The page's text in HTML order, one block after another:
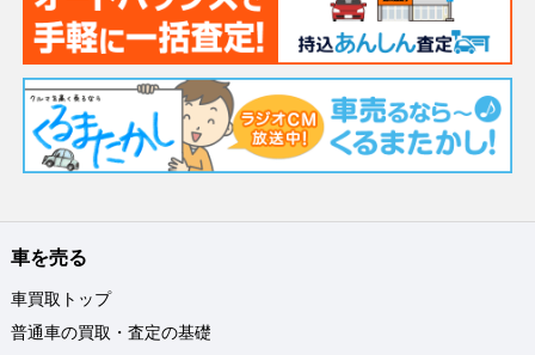
車を売る
車買取トップ
普通車の買取・査定の基礎